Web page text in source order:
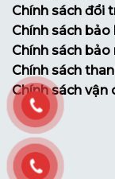
Chính sách đổi
Chính sách bảo
Chính sách
Chính sách
Chính sách vận